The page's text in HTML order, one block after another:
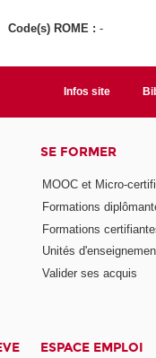
Code(s) ROME :-
Infos site
SE FORMER
MOOC et Micro-
Formations
Formations
Unités
Valider ses acquis
ESPACE EMPLOI